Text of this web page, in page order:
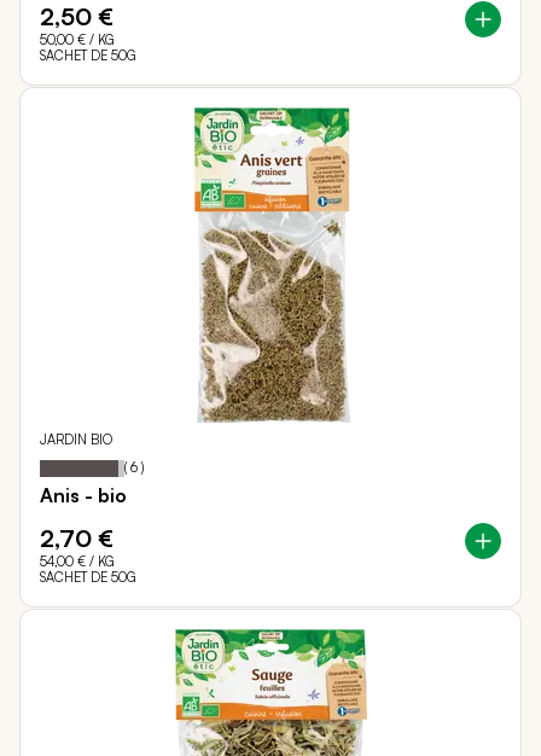
2,50 €
50,00 € / KG
SACHET DE 50G
JARDIN BIO
Notation: 93
% of
( 6 )
Anis - bio
2,70 €
54,00 € / KG
SACHET DE 50G